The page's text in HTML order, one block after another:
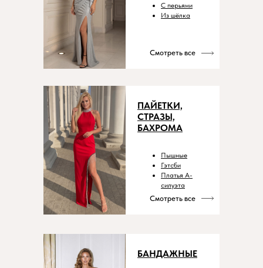
С перьями
Из шёлка
Смотреть все
ПАЙЕТКИ,
СТРАЗЫ,
БАХРОМА
Пышные
Гэтсби
Платья А-
силуэта
Смотреть все
БАНДАЖНЫЕ